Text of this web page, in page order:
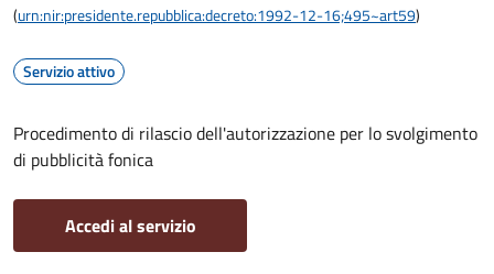
(urn:nir:presidente.repubblica:decreto:1992-12-16;495~art59)
Servizio attivo
Procedimento di rilascio dell'autorizzazione per lo svolgimento
di pubblicità fonica
Accedi al servizio